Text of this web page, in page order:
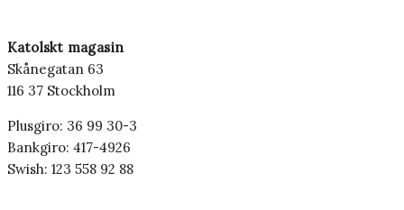
Katolskt magasin
Skånegatan 63
116 37 Stockholm
Plusgiro: 36 99 30-3
Bankgiro: 417-4926
Swish: 123 558 92 88